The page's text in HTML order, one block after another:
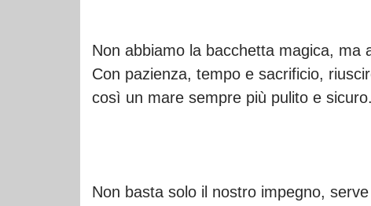
Non abbiamo la bacchetta magica, ma
Con pazienza, tempo e sacrificio,
così un mare sempre più pulito e sicuro.
Non basta solo il nostro impegno,